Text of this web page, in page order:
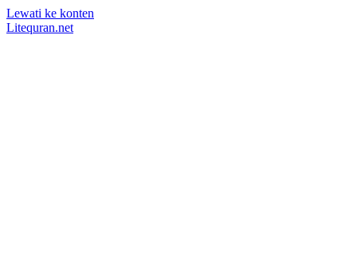
Lewati ke konten
Litequran.net